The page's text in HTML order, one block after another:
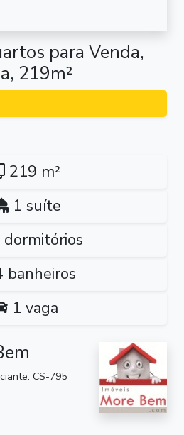
para Venda,
219m²
219 m²
1 suíte
1 vaga
CS-795